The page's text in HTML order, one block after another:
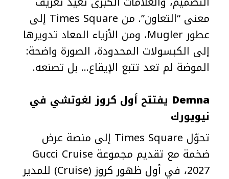
معنى “التعاون”. من Times Square إلى
عطور Mugler، ومن الأزياء المعاد تدويرها
إلى الكبسولات المحدودة، الصورة واضحة:
الموضة لم تعد تتبع الإيقاع… بل تصنعه.
Demna يفتتح أول كروز لغوتشي في
نيويورك
تحوّل Times Square إلى منصة عرض
ضخمة مع تقديم مجموعة Gucci Cruise
2027، في أول ظهور كروز (Cruise) للمدير